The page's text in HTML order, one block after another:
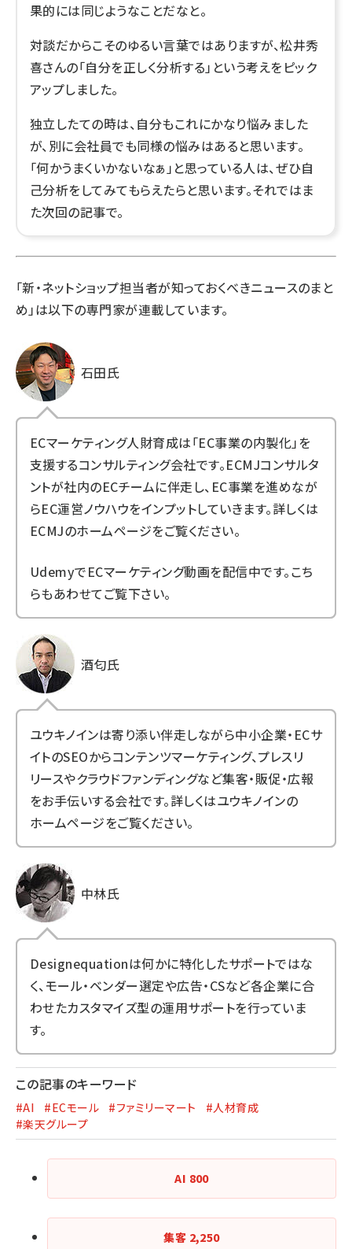
果的には同じようなことだなと。
対談だからこそのゆるい言葉ではありますが、松井秀
喜さんの「自分を正しく分析する」という考えをピック
アップしました。
独立したての時は、自分もこれにかなり悩みました
が、別に会社員でも同様の悩みはあると思います。
「何かうまくいかないなぁ」と思っている人は、ぜひ自
己分析をしてみてもらえたらと思います。それではま
た次回の記事で。
「新・ネットショップ担当者が知っておくべきニュースのまと
め」は以下の専門家が連載しています。
石田氏
ECマーケティング人財育成は「EC事業の内製化」を
支援するコンサルティング会社です。ECMJコンサルタ
ントが社内のECチームに伴走し、EC事業を進めなが
らEC運営ノウハウをインプットしていきます。詳しくは
ECMJのホームページをご覧ください。
UdemyでECマーケティング動画を配信中です。こち
らもあわせてご覧下さい。
酒匂氏
ユウキノインは寄り添い伴走しながら中小企業・ECサ
イトのSEOからコンテンツマーケティング、プレスリ
リースやクラウドファンディングなど集客・販促・広報
をお手伝いする会社です。詳しくはユウキノインの
ホームページをご覧ください。
中林氏
Designequationは何かに特化したサポートではな
く、モール・ベンダー選定や広告・CSなど各企業に合
わせたカスタマイズ型の運用サポートを行っていま
す。
この記事のキーワード
#AI #ECモール #ファミリーマート
#人材育成
#楽天グループ
AI 800
集客 2,250